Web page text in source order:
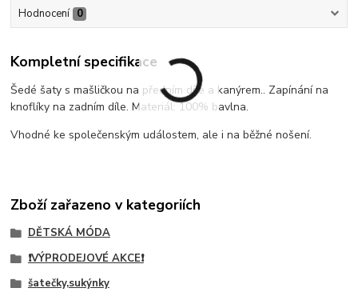
Hodnocení 0
Kompletní specifikace
Šedé šaty s mašličkou na předním díle a kanýrem.. Zapínání na
knoflíky na zadním díle. Materiál: 100% bavlna.
Vhodné ke společenským událostem, ale i na běžné nošení.
Zboží zařazeno v kategoriích
DĚTSKÁ MÓDA
❗VÝPRODEJOVÉ AKCE❗
šatečky,sukýnky